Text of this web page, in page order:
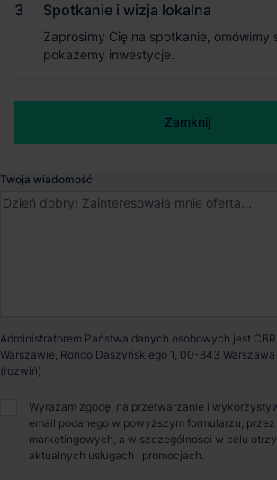
Magazyn EQT Exeter
Powierzchnia parku
O parku
Spotkanie i wizja lokalna
Zaprosimy Cię na spotkanie, omówimy
pokażemy inwestycje.
Zamknij
Email służbowy
Twoja wiadomość
Administratorem Państwa danych osobowych jest
Warszawie, Rondo Daszyńskiego 1, 00-843 Warszawa
Wyrażam zgodę, na przetwarzanie i
email podanego w powyższym formularzu, przez
marketingowych, a w szczególności w celu
aktualnych usługach i promocjach.
Spotkanie i wizja lokalna
Zaprosimy Cię na spotkanie, omówimy
pokażemy inwestycje.
Zamknij